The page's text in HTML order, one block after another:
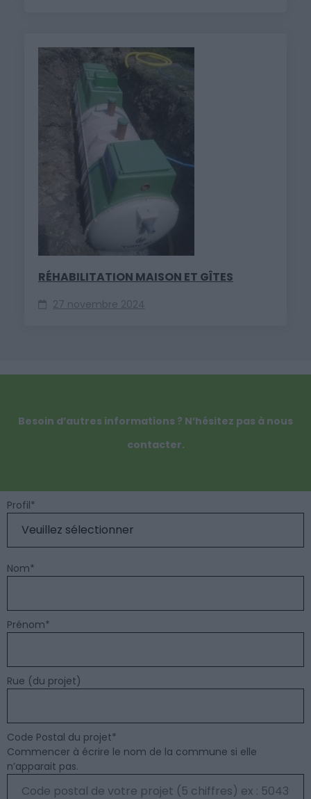
RÉHABILITATION MAISON ET GÎTES
27 novembre 2024
Besoin d’autres informations ? N’hésitez pas à nous
contacter.
Profil*
Nom*
Prénom*
Rue (du projet)
Code Postal du projet*
Commencer à écrire le nom de la commune si elle
n’apparait pas.